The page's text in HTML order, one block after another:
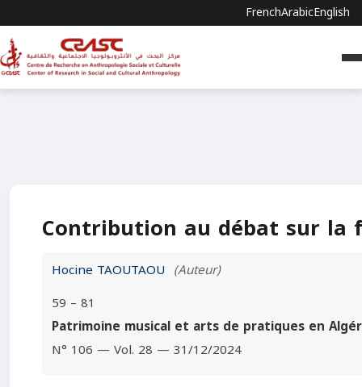
FrenchArabicEnglish
Contribution au débat sur la
Hocine TAOUTAOU (Auteur)
59 – 81
Patrimoine musical et arts de pratiques en
N° 106 — Vol. 28 — 31/12/2024